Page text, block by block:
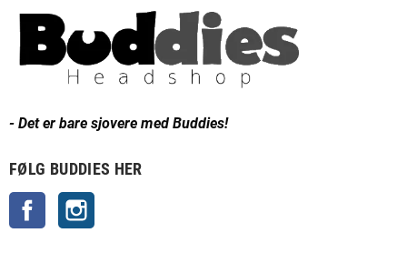
- Det er bare sjovere med Buddies!
FØLG BUDDIES HER
Facebook